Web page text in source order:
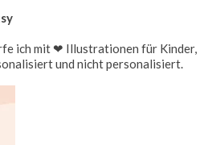
ich mit ❤ Illustrationen für Kinder,
und nicht personalisiert.